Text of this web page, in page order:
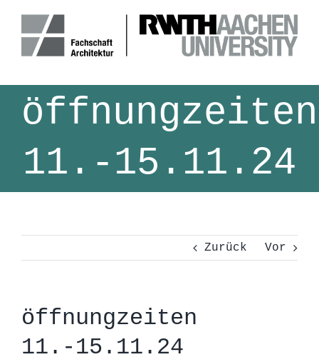
springen
öffnungzeiten
11.-15.11.24
Zurück Vor
öffnungzeiten
11.-15.11.24